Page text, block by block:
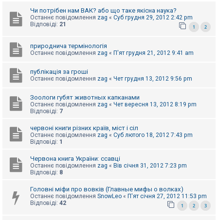
и
е
д
о
е
А
т
Чи потрібен нам ВАК? або що таке якісна наука?
Останнє повідомлення zag « Суб грудня 29, 2012 2:42 pm
Відповіді: 21 1 2
природнича термінологія
Останнє повідомлення zag « П'ят грудня 21, 2012 9:41 am
публікація за гроші
Останнє повідомлення zag « Чет грудня 13, 2012 9:56 pm
Зоологи губят животных капканами
Останнє повідомлення zag « Чет вересня 13, 2012 8:19 pm
Відповіді: 7
червоні книги різних країв, міст і сіл
Останнє повідомлення zag « Суб лютого 18, 2012 7:43 pm
Відповіді: 1
Червона книга України: ссавці
Останнє повідомлення zag « Вів січня 31, 2012 7:23 pm
Відповіді: 8
Головні міфи про вовків (Главные мифы о волках)
Останнє повідомлення SnowLeo « П'ят січня 27, 2012 11:53 pm
Відповіді: 42 1 2 3